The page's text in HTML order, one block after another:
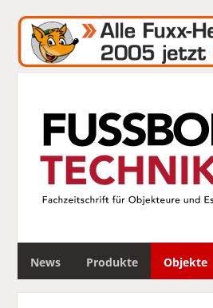
News Produkte Objekte